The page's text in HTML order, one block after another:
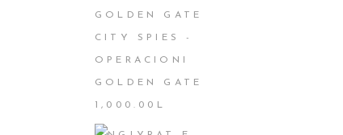
CITY SPIES -
OPERACIONI
GOLDEN GATE
1,000.00 L